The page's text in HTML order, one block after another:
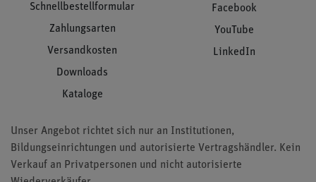
Schnellbestellformular
Zahlungsarten
Versandkosten
Downloads
Kataloge
Facebook
YouTube
LinkedIn
Unser Angebot richtet sich nur an Institutionen,
Bildungseinrichtungen und autorisierte Vertragshändler. Kein
Verkauf an Privatpersonen und nicht autorisierte